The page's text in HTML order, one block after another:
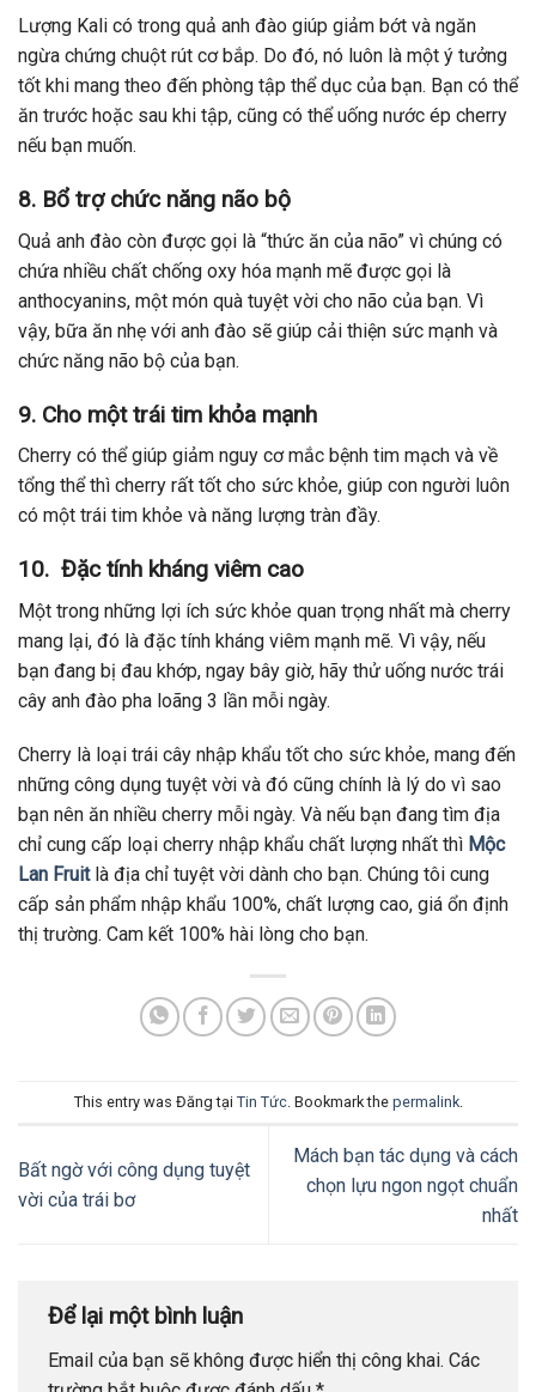
Lượng Kali có trong quả anh đào giúp giảm bớt và ngăn
ngừa chứng chuột rút cơ bắp. Do đó, nó luôn là một ý tưởng
tốt khi mang theo đến phòng tập thể dục của bạn. Bạn có thể
ăn trước hoặc sau khi tập, cũng có thể uống nước ép cherry
nếu bạn muốn.
8. Bổ trợ chức năng não bộ
Quả anh đào còn được gọi là “thức ăn của não” vì chúng có
chứa nhiều chất chống oxy hóa mạnh mẽ được gọi là
anthocyanins, một món quà tuyệt vời cho não của bạn. Vì
vậy, bữa ăn nhẹ với anh đào sẽ giúp cải thiện sức mạnh và
chức năng não bộ của bạn.
9. Cho một trái tim khỏa mạnh
Cherry có thể giúp giảm nguy cơ mắc bệnh tim mạch và về
tổng thể thì cherry rất tốt cho sức khỏe, giúp con người luôn
có một trái tim khỏe và năng lượng tràn đầy.
10. Đặc tính kháng viêm cao
Một trong những lợi ích sức khỏe quan trọng nhất mà cherry
mang lại, đó là đặc tính kháng viêm mạnh mẽ. Vì vậy, nếu
bạn đang bị đau khớp, ngay bây giờ, hãy thử uống nước trái
cây anh đào pha loãng 3 lần mỗi ngày.
Cherry là loại trái cây nhập khẩu tốt cho sức khỏe, mang đến
những công dụng tuyệt vời và đó cũng chính là lý do vì sao
bạn nên ăn nhiều cherry mỗi ngày. Và nếu bạn đang tìm địa
chỉ cung cấp loại cherry nhập khẩu chất lượng nhất thì Mộc
Lan Fruit là địa chỉ tuyệt vời dành cho bạn. Chúng tôi cung
cấp sản phẩm nhập khẩu 100%, chất lượng cao, giá ổn định
thị trường. Cam kết 100% hài lòng cho bạn.
This entry was Đăng tại Tin Tức. Bookmark the permalink.
Bất ngờ với công dụng tuyệt
vời của trái bơ
Mách bạn tác dụng và cách
chọn lựu ngon ngọt chuẩn
nhất
Để lại một bình luận
Email của bạn sẽ không được hiển thị công khai. Các